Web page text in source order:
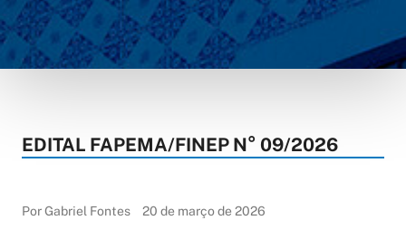
EDITAL FAPEMA/FINEP N° 09/2026
Por Gabriel Fontes 20 de março de 2026